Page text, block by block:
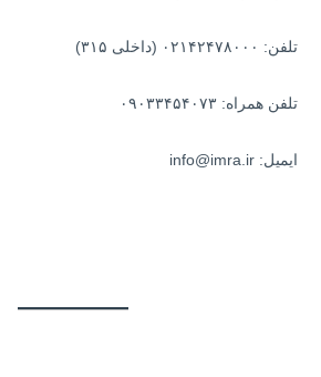
تلفن: ۰۲۱۴۲۴۷۸۰۰۰ (داخلی ۳۱۵)
تلفن همراه: ۰۹۰۳۳۴۵۴۰۷۳
ایمیل: info@imra.ir